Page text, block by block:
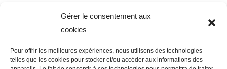
Gérer le consentement aux
cookies
Pour offrir les meilleures expériences, nous utilisons des technologies
telles que les cookies pour stocker et/ou accéder aux informations des